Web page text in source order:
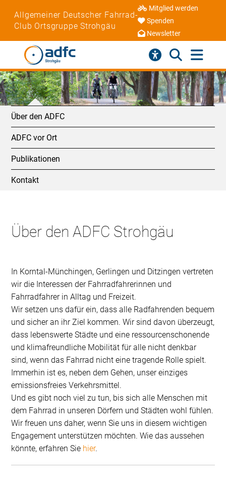
Allgemeiner Deutscher Fahrrad-
Club Ortsgruppe Strohgäu
Mitglied werden
Spenden
Newsletter
Über den ADFC
ADFC vor Ort
Publikationen
Kontakt
Über den ADFC Strohgäu
In Korntal-Münchingen, Gerlingen und Ditzingen vertreten
wir die Interessen der Fahrradfahrerinnen und
Fahrradfahrer in Alltag und Freizeit.
Wir setzen uns dafür ein, dass alle Radfahrenden bequem
und sicher an ihr Ziel kommen. Wir sind davon überzeugt,
dass lebenswerte Städte und eine ressourcenschonende
und klimafreundliche Mobilität für alle nicht denkbar
sind, wenn das Fahrrad nicht eine tragende Rolle spielt.
Immerhin ist es, neben dem Gehen, unser einziges
emissionsfreies Verkehrsmittel.
Und es gibt noch viel zu tun, bis sich alle Menschen mit
dem Fahrrad in unseren Dörfern und Städten wohl fühlen.
Wir freuen uns daher, wenn Sie uns in diesem wichtigen
Engagement unterstützen möchten. Wie das aussehen
könnte, erfahren Sie hier.